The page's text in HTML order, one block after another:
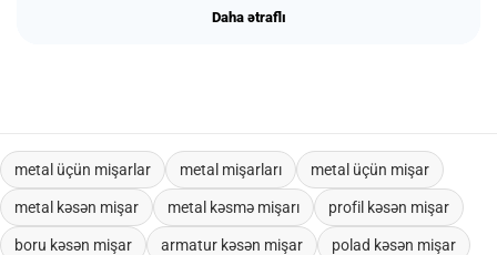
qorunmasına, material itkisinin azalmasına, işin daha təhlükəsiz və
Daha ətraflı
Daha ətraflı
metal üçün mişarlar metal mişarları metal üçün mişar
metal kəsən mişar metal kəsmə mişarı profil kəsən mişar
boru kəsən mişar armatur kəsən mişar polad kəsən mişar